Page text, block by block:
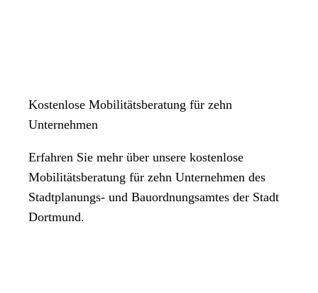
Kostenlose Mobilitätsberatung für zehn
Unternehmen
Erfahren Sie mehr über unsere kostenlose
Mobilitätsberatung für zehn Unternehmen des
Stadtplanungs- und Bauordnungsamtes der Stadt
Dortmund.